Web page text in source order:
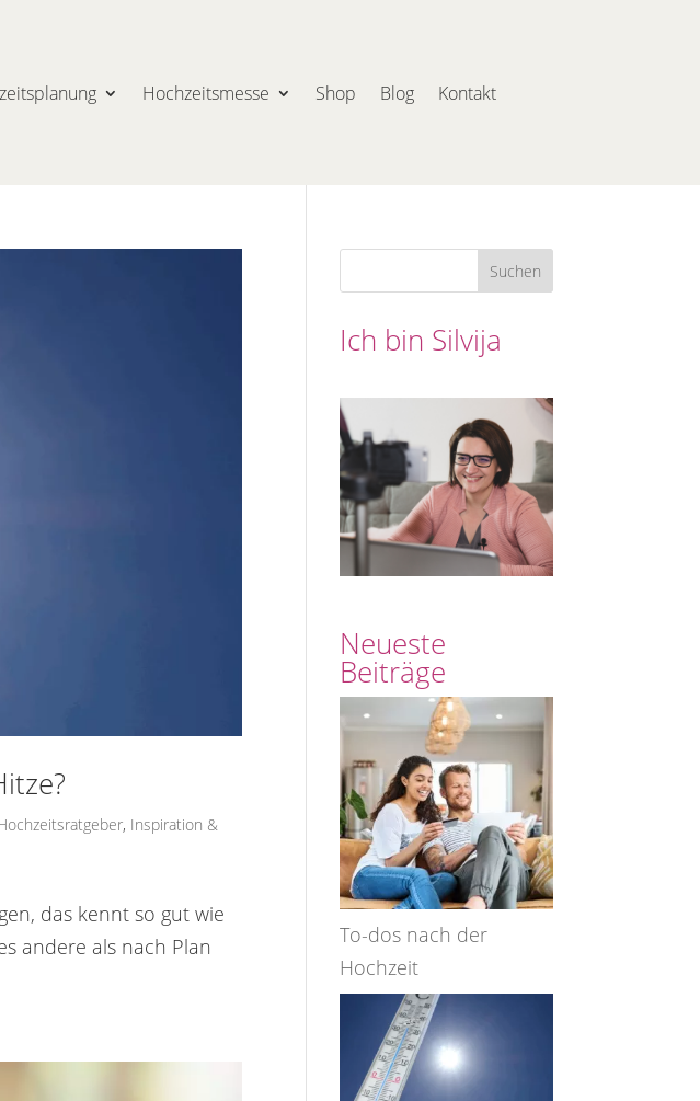
Hochzeitsmesse Shop Blog Kontakt
, Inspiration &
das kennt so gut wie
andere als nach Plan
Suchen
Ich bin Silvija
Neueste
Beiträge
To-dos nach der
Hochzeit